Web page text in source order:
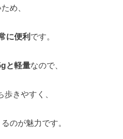
め、
に便利 です。
と軽量なので、
きやすく、
のが魅力です。